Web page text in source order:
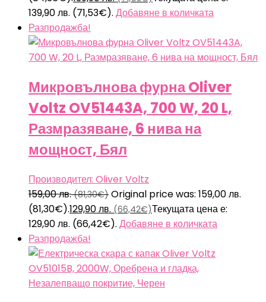
139,90 лв. (71,53€). Добавяне в количката
Разпродажба!
Микровълнова фурна Oliver
Voltz OV51443A, 700 W, 20 L,
Размразяване, 6 нива на
мощност, Бял
Производител: Oliver Voltz
159,00лв.(81,30€) Original price was: 159,00 лв.
(81,30€).129,90лв. (66,42€)Текущата цена е:
129,90 лв. (66,42€). Добавяне в количката
Разпродажба!